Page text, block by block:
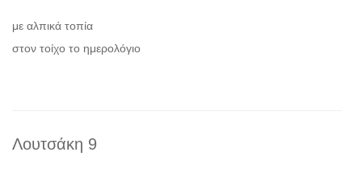
με αλπικά τοπία
στον τοίχο το ημερολόγιο
Λουτσάκη 9